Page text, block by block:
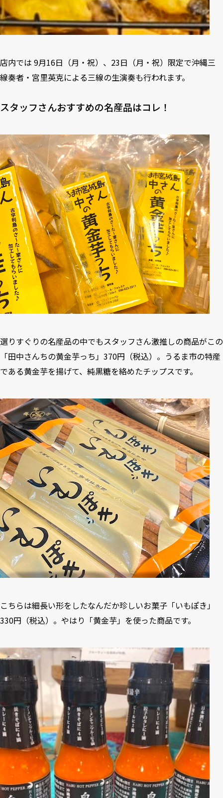
店内では 9月16日（月・祝）、23日（月・祝）限定で沖縄三
線奏者・宮里英克による三線の生演奏も行われます。
スタッフさんおすすめの名産品はコレ！
選りすぐりの名産品の中でもスタッフさん激推しの商品がこの
「田中さんちの黄金芋っち」370円（税込）。うるま市の特産
である黄金芋を揚げて、純黒糖を絡めたチップスです。
こちらは細長い形をしたなんだか珍しいお菓子「いもぽき」
330円（税込）。やはり「黄金芋」を使った商品です。